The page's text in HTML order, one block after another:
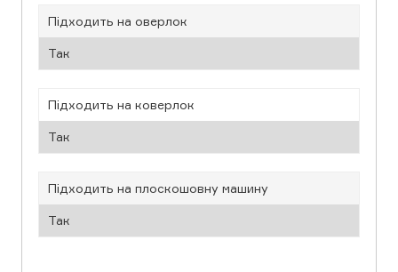
Підходить на оверлок
Так
Підходить на коверлок
Так
Підходить на плоскошовну машину
Так